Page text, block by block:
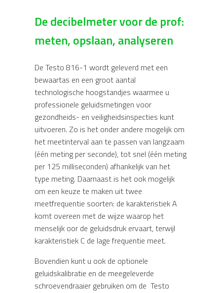
De decibelmeter voor de prof:
meten, opslaan, analyseren
De Testo 816-1 wordt geleverd met een
bewaartas en een groot aantal
technologische hoogstandjes waarmee u
professionele geluidsmetingen voor
gezondheids- en veiligheidsinspecties kunt
uitvoeren. Zo is het onder andere mogelijk om
het meetinterval aan te passen van langzaam
(één meting per seconde), tot snel (één meting
per 125 milliseconden) afhankelijk van het
type meting. Daarnaast is het ook mogelijk
om een keuze te maken uit twee
meetfrequentie soorten: de karakteristiek A
komt overeen met de wijze waarop het
menselijk oor de geluidsdruk ervaart, terwijl
karakteristiek C de lage frequentie meet.
Bovendien kunt u ook de optionele
geluidskalibratie en de meegeleverde
schroevendraaier gebruiken om de Testo